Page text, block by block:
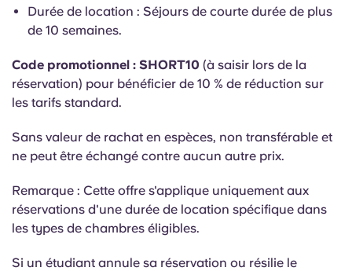
Català
Deutsch
French
Portuguese
Durée de location : Séjours de courte durée de plus
de 10 semaines.
Code promotionnel : SHORT10 (à saisir lors de la
réservation) pour bénéficier de 10 % de réduction sur
les tarifs standard.
Sans valeur de rachat en espèces, non transférable et
ne peut être échangé contre aucun autre prix.
Remarque : Cette offre s'applique uniquement aux
réservations d'une durée de location spécifique dans
les types de chambres éligibles.
Si un étudiant annule sa réservation ou résilie le